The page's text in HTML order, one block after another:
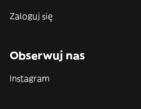
Zaloguj się
Obserwuj nas
Instagram